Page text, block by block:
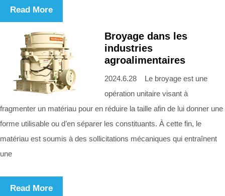
Read More
Broyage dans les
industries
agroalimentaires
2024.6.28 Le broyage est une
opération unitaire visant à
fragmenter un matériau pour en réduire la taille afin de lui donner une
forme utilisable ou d’en séparer les constituants. À cette fin, le
matériau est soumis à des sollicitations mécaniques qui entraînent
une
Read More